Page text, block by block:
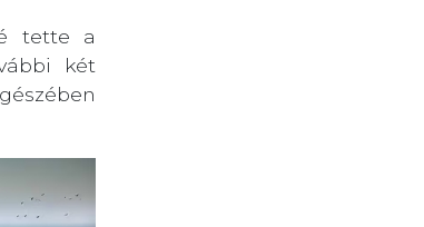
tette a
két